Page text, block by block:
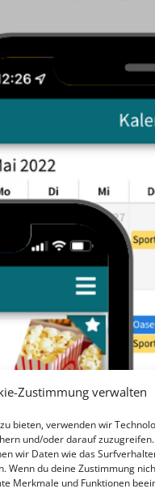
Zustimmung verwalten
bieten, verwenden wir
und/oder darauf
wir Daten wie das
Wenn du deine Zustimmung
Merkmale und Funktionen